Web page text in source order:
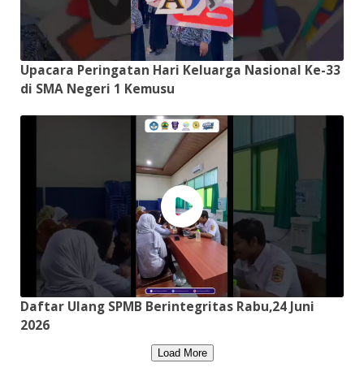
Upacara Peringatan Hari Keluarga Nasional Ke-33
di SMA Negeri 1 Kemusu
Daftar Ulang SPMB Berintegritas Rabu,24 Juni
2026
Load More